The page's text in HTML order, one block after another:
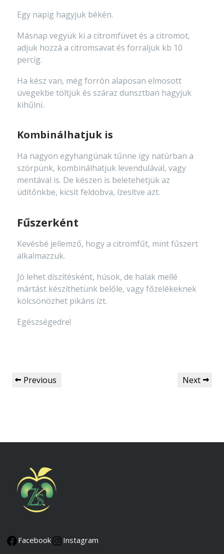
Egy napig hagyjuk békén.
Másnap vegyük ki a citromfüvet és a citromot,
adjuk hozzá a citromsavat és forraljuk kb 10
percig.
Ha kész van, még forrón alaposan elmosott
üvegekbe töltjük és száraz dunsztban hagyjuk
kihűlni.
Kombinálhatjuk is
Ha nagyon egyhangúnak tűnne így natúrban a
szörpünk, kombinálhatjuk levendulával, vagy
mentával is. De készen is beletehetjük az
üdítőnkbe, kicsit feldobva, ízesítve azt.
Fűszerként
Kevésbé jellemző, hogy a citromfűt, mint fűszert
alkalmazzuk.
Jó lehet díszítésként, húsok, de halak mellé
mártást készíthetünk belőle, vagy főzelékeknek
kölcsönözhet pikáns ízt.
Egészségedre!
Previous Next
Facebook Instagram